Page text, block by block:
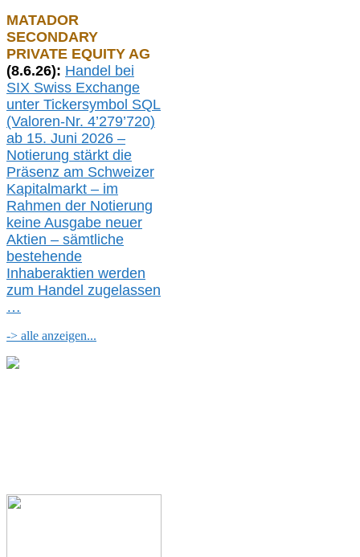
MATADOR
SECONDARY
PRIVATE EQUITY AG
(8.6.26): Handel bei
SIX Swiss Exchange
unter Tickersymbol SQL
(Valoren-Nr. 4’279’720)
ab 15. Juni 2026 –
Notierung stärkt die
Präsenz am Schweizer
Kapitalmarkt – im
Rahmen der Notierung
keine Ausgabe neuer
Aktien – sämtliche
bestehende
Inhaberaktien werden
zum Handel zugelassen
…
-> alle anzeigen...